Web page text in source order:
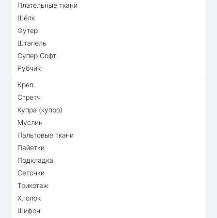
Плательные ткани
Шёлк
Футер
Штапель
Супер Софт
Рубчик
Креп
Стретч
Купра (купро)
Муслин
Пальтовые ткани
Пайетки
Подкладка
Сеточки
Трикотаж
Хлопок
Шифон